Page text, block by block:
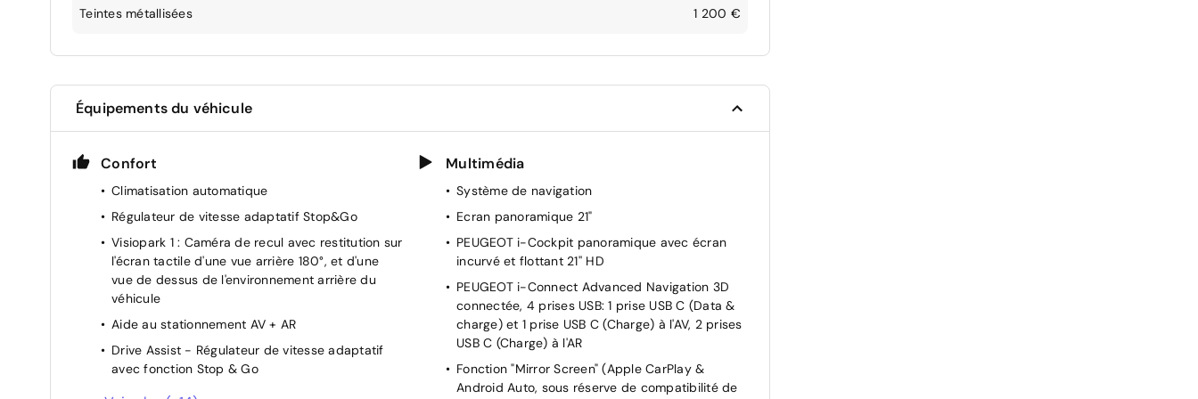
Teintes métallisées 1 200 €
Équipements du véhicule
Confort
Climatisation automatique
Régulateur de vitesse adaptatif Stop&Go
Visiopark 1 : Caméra de recul avec restitution sur
l'écran tactile d'une vue arrière 180°, et d'une
vue de dessus de l'environnement arrière du
véhicule
Aide au stationnement AV + AR
Drive Assist - Régulateur de vitesse adaptatif
avec fonction Stop & Go
Rétroviseur interieur électrochrome frameless
Multimédia
Système de navigation
Ecran panoramique 21"
PEUGEOT i-Cockpit panoramique avec écran
incurvé et flottant 21'' HD
PEUGEOT i-Connect Advanced Navigation 3D
connectée, 4 prises USB: 1 prise USB C (Data &
charge) et 1 prise USB C (Charge) à l'AV, 2 prises
USB C (Charge) à l'AR
Fonction "Mirror Screen" (Apple CarPlay &
Android Auto, sous réserve de compatibilité de